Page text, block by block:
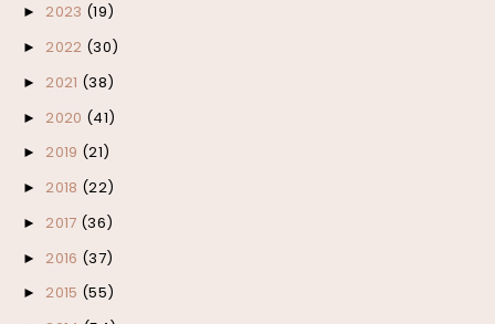
► 2023 (19)
► 2022 (30)
► 2021 (38)
► 2020 (41)
► 2019 (21)
► 2018 (22)
► 2017 (36)
► 2016 (37)
► 2015 (55)